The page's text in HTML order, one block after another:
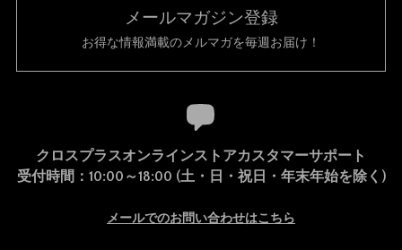
メールマガジン登録
お得な情報満載のメルマガを毎週お届け！
クロスプラスオンラインストアカスタマーサポート
受付時間：10:00～18:00 (土・日・祝日・年末年始を除く)
メールでのお問い合わせはこちら